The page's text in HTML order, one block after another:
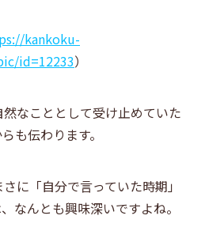
kankoku-
id=12233）
なこととして受け止めていた
も伝わります。
に「自分で言っていた時期」
なんとも興味深いですよね。